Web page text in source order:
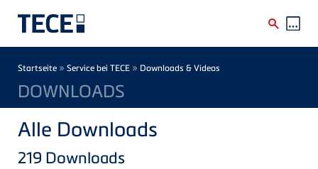
Breadcrumb
Startseite » Service bei TECE » Downloads & Videos
DOWNLOADS
Alle Downloads
219 Downloads